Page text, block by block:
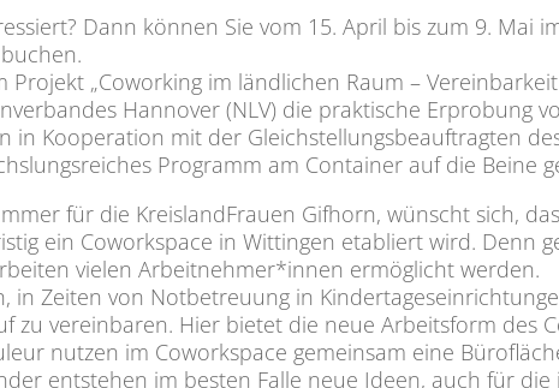
Dann können Sie vom 15. April bis zum 9. Mai
„Coworking im ländlichen Raum –
Hannover (NLV) die praktische Erprobung
in Kooperation mit der Gleich­stellungs­beauftragten
Programm am Container auf die Beine
für die KreislandFrauen Gifhorn, wünscht sich,
ein Coworkspace in Wittingen etabliert wird. Denn
vielen Arbeitnehmer*innen ermöglicht werden.
in Zeiten von Notbetreuung in
zu vereinbaren. Hier bietet die neue Arbeitsform des
nutzen im Coworkspace gemeinsam eine
entstehen im besten Falle neue Ideen, auch für die